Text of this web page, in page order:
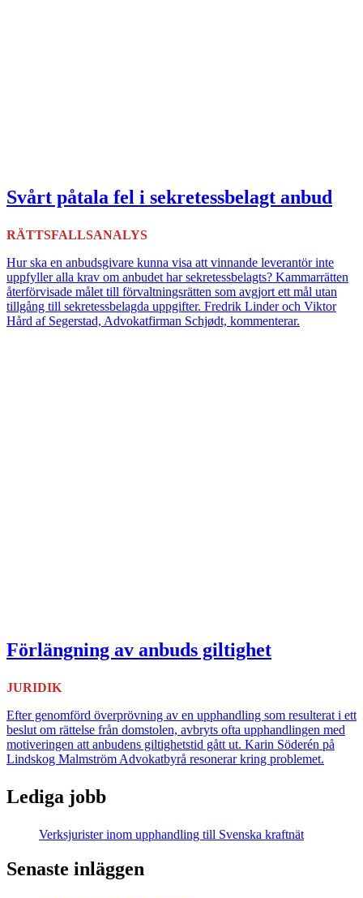
Svårt påtala fel i sekretessbelagt anbud
RÄTTSFALLSANALYS
Hur ska en anbudsgivare kunna visa att vinnande leverantör inte
uppfyller alla krav om anbudet har sekretessbelagts? Kammarrätten
återförvisade målet till förvaltningsrätten som avgjort ett mål utan
tillgång till sekretessbelagda uppgifter. Fredrik Linder och Viktor
Hård af Segerstad, Advokatfirman Schjødt, kommenterar.
Förlängning av anbuds giltighet
JURIDIK
Efter genomförd överprövning av en upphandling som resulterat i ett
beslut om rättelse från domstolen, avbryts ofta upphandlingen med
motiveringen att anbudens giltighetstid gått ut. Karin Söderén på
Lindskog Malmström Advokatbyrå resonerar kring problemet.
Lediga jobb
Verksjurister inom upphandling till Svenska kraftnät
Senaste inläggen